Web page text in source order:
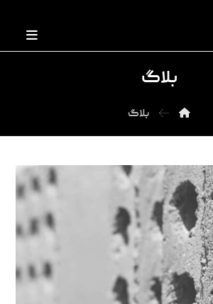
بلاگ
بلاگ